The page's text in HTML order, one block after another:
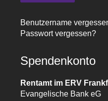
Benutzername
Passwort vergessen?
Spendenkonto
Rentamt im ERV
Evangelische Bank eG